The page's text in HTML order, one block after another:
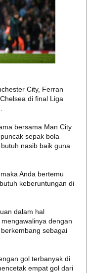
City, Ferran
di final Liga
bersama Man City
sepak bola
nasib baik guna
Anda bertemu
keberuntungan di
dalam hal
dengan
sebagai
gol terbanyak di
empat gol dari